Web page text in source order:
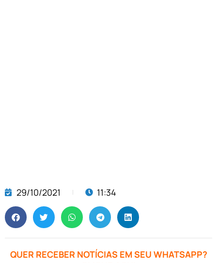
29/10/2021 11:34
QUER RECEBER NOTÍCIAS EM SEU WHATSAPP?